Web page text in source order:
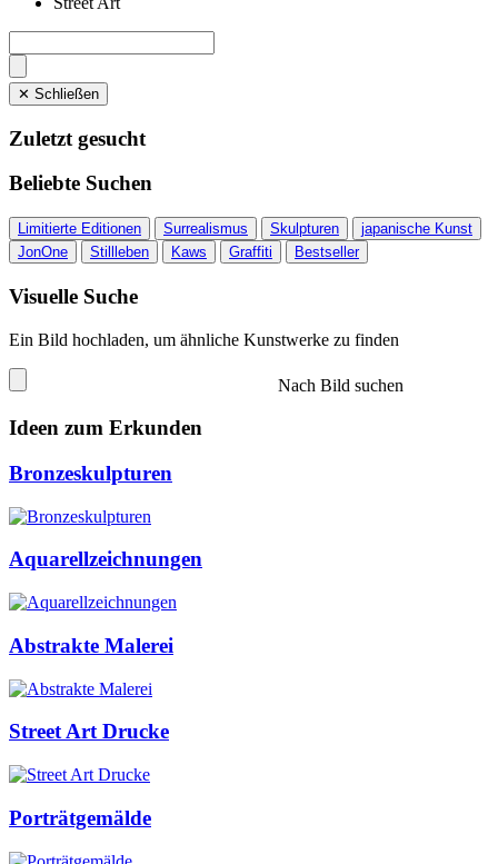
✕ Schließen
Zuletzt gesucht
Beliebte Suchen
Limitierte Editionen Surrealismus Skulpturen
japanische Kunst
JonOne
Stillleben Kaws Graffiti Bestseller
Visuelle Suche
Ein Bild hochladen, um ähnliche Kunstwerke zu finden
Nach Bild suchen
Ideen zum Erkunden
Bronzeskulpturen
Aquarellzeichnungen
Abstrakte Malerei
Street Art Drucke
Porträtgemälde